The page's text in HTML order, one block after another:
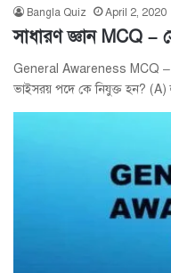
Bangla Quiz April 2, 2020
সাধারণ জ্ঞান MCQ –
General Awareness MCQ
ভাইসরয় পদে কে নিযুক্ত হন? (A)